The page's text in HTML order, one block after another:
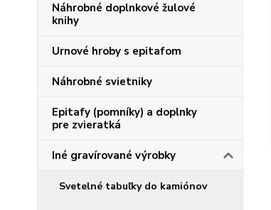
Náhrobné doplnkové žulové
knihy
Urnové hroby s epitafom
Náhrobné svietniky
Epitafy (pomníky) a doplnky
pre zvieratká
Iné gravírované výrobky
Svetelné tabuľky do kamiónov